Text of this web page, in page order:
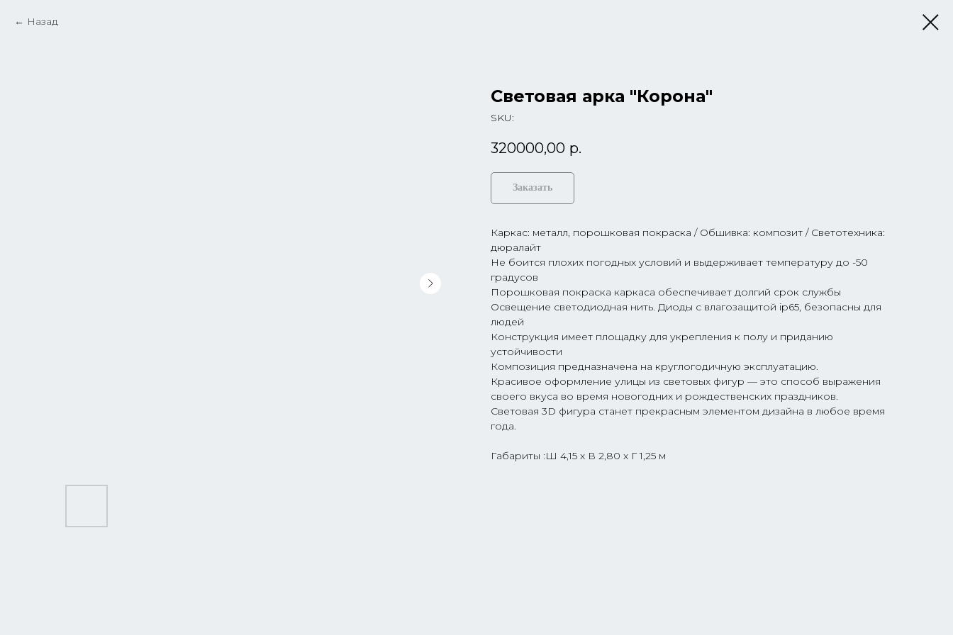
Назад
Световая арка "Корона"
SKU:
320000,00 р.
Заказать
Каркас: металл, порошковая покраска / Обшивка: композит / Светотехника:
дюралайт
Не боится плохих погодных условий и выдерживает температуру до -50
градусов
Порошковая покраска каркаса обеспечивает долгий срок службы
Освещение светодиодная нить. Диоды с влагозащитой ip65, безопасны для
людей
Конструкция имеет площадку для укрепления к полу и приданию
устойчивости
Композиция предназначена на круглогодичную эксплуатацию.
Красивое оформление улицы из световых фигур — это способ выражения
своего вкуса во время новогодних и рождественских праздников.
Световая 3D фигура станет прекрасным элементом дизайна в любое время
года.
Габариты :Ш 4,15 x В 2,80 x Г 1,25 м